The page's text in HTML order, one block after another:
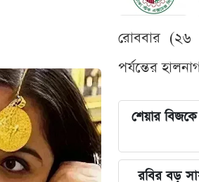
রোববার
পর্যন্তের
শেয়ার
রবির বড়